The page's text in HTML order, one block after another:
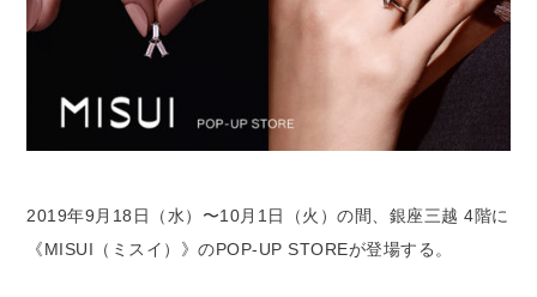
2019年9月18日（水）〜10月1日（火）の間、銀座三越 4階に
《MISUI（ミスイ）》のPOP-UP STOREが登場する。